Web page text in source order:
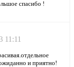
спасибо !
11:11
и приятно!